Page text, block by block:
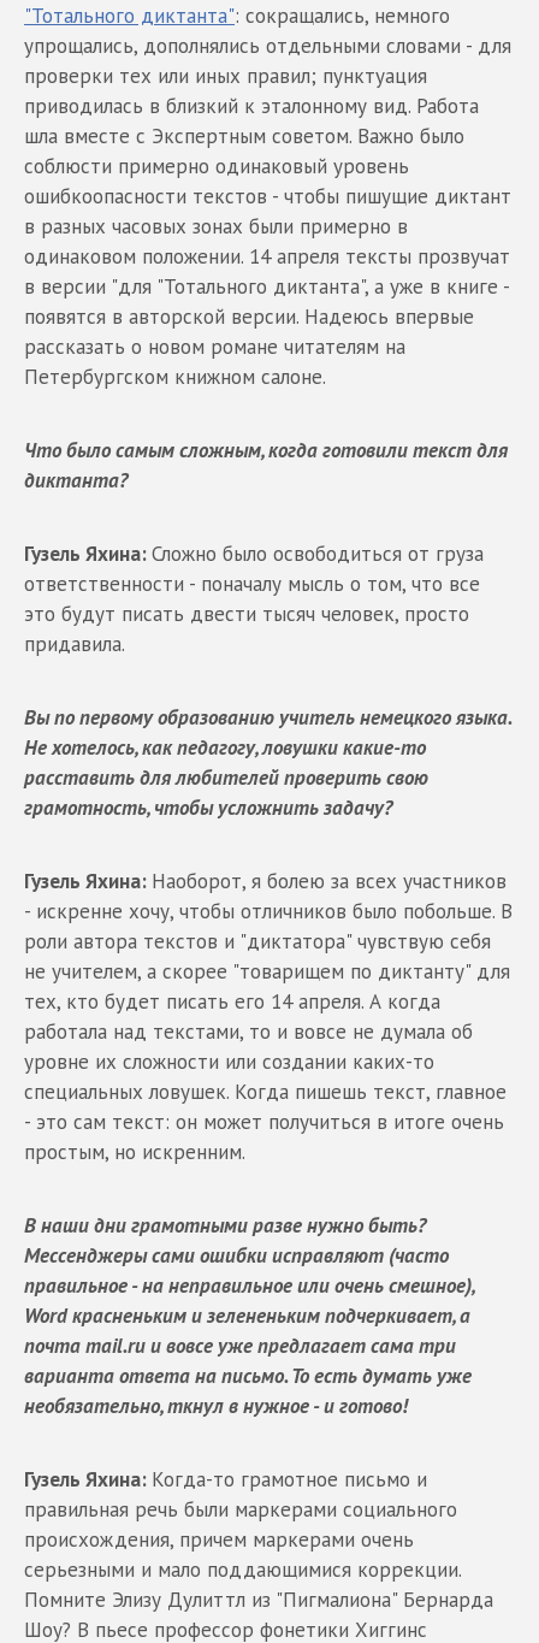
"Тотального диктанта": сокращались, немного
упрощались, дополнялись отдельными словами - для
проверки тех или иных правил; пунктуация
приводилась в близкий к эталонному вид. Работа
шла вместе с Экспертным советом. Важно было
соблюсти примерно одинаковый уровень
ошибкоопасности текстов - чтобы пишущие диктант
в разных часовых зонах были примерно в
одинаковом положении. 14 апреля тексты прозвучат
в версии "для "Тотального диктанта", а уже в книге -
появятся в авторской версии. Надеюсь впервые
рассказать о новом романе читателям на
Петербургском книжном салоне.
Что было самым сложным, когда готовили текст для
диктанта?
Гузель Яхина:Сложно было освободиться от груза
ответственности - поначалу мысль о том, что все
это будут писать двести тысяч человек, просто
придавила.
Вы по первому образованию учитель немецкого языка.
Не хотелось, как педагогу, ловушки какие-то
расставить для любителей проверить свою
грамотность, чтобы усложнить задачу?
Гузель Яхина: Наоборот, я болею за всех участников
- искренне хочу, чтобы отличников было побольше. В
роли автора текстов и "диктатора" чувствую себя
не учителем, а скорее "товарищем по диктанту" для
тех, кто будет писать его 14 апреля. А когда
работала над текстами, то и вовсе не думала об
уровне их сложности или создании каких-то
специальных ловушек. Когда пишешь текст, главное
- это сам текст: он может получиться в итоге очень
простым, но искренним.
В наши дни грамотными разве нужно быть?
Мессенджеры сами ошибки исправляют (часто
правильное - на неправильное или очень смешное),
Word красненьким и зелененьким подчеркивает, а
почта mail.ru и вовсе уже предлагает сама три
варианта ответа на письмо. То есть думать уже
необязательно, ткнул в нужное - и готово!
Гузель Яхина: Когда-то грамотное письмо и
правильная речь были маркерами социального
происхождения, причем маркерами очень
серьезными и мало поддающимися коррекции.
Помните Элизу Дулиттл из "Пигмалиона" Бернарда
Шоу? В пьесе профессор фонетики Хиггинс